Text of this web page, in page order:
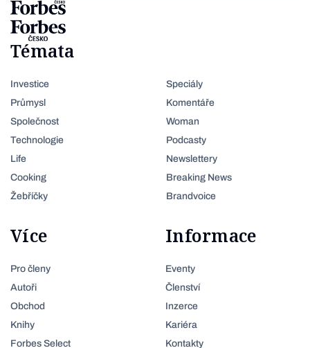
Témata
Investice
Průmysl
Společnost
Technologie
Life
Cooking
Žebříčky
Speciály
Komentáře
Woman
Podcasty
Newslettery
Breaking News
Brandvoice
Více
Pro členy
Autoři
Obchod
Knihy
Forbes Select
Informace
Eventy
Členství
Inzerce
Kariéra
Kontakty